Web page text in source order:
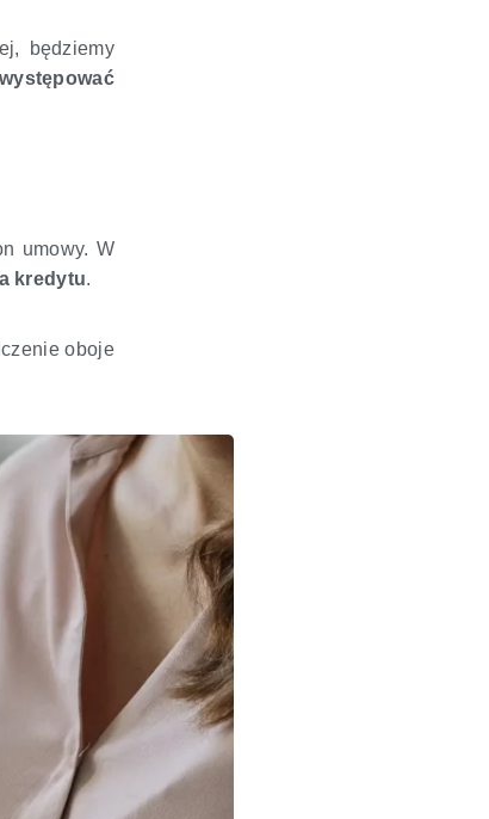
będziemy
umowy. W
kredytu.
oboje